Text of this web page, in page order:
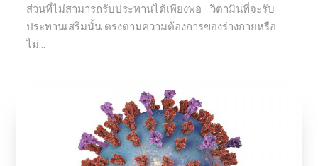
ส่วนที่ไม่สามารถรับประทานได้เพียงพอ วิตามินที่จะรับ
ประทานเสริมนั้น ตรงตามความต้องการของร่างกายหรือ
ไม่...